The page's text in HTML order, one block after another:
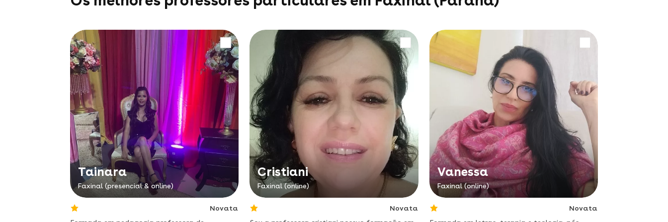
Tainara
Faxinal (presencial & online)
Novata
Cristiani
Faxinal (online)
Novata
Vanessa
Faxinal (online)
Novata